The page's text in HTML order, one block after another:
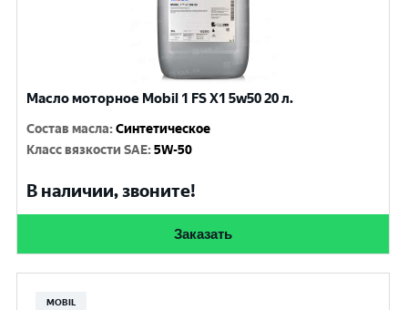
Масло моторное Mobil 1 FS X1 5w50 20 л.
Состав масла:Синтетическое
Класс вязкости SAE:5W-50
В наличии, звоните!
Заказать
MOBIL